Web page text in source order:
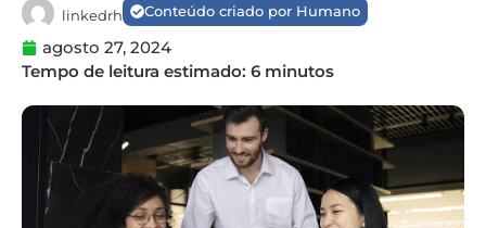
linkedrh Conteúdo criado por Humano
agosto 27, 2024